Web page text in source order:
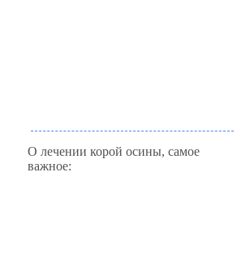
О лечении корой осины, самое
важное: